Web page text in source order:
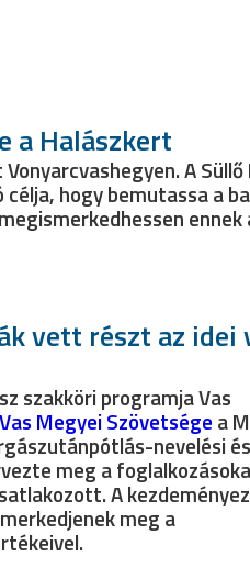
a Halászkert
A Süllő
hogy bemutassa a
ennek
vett részt az idei
szakköri programja Vas
Megyei Szövetsége a
nevelési
meg a
A
meg a